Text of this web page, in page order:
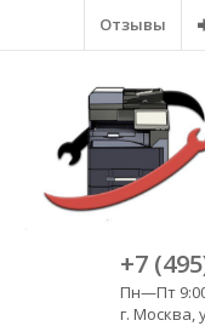
Отзывы
+7
Пн—Пт
г. Москва,